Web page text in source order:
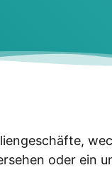
oder ein